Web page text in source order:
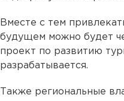
Вместе с тем
будущем можно будет
проект по развитию
разрабатывается.
Также региональные